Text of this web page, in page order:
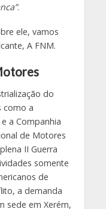
.
ele, vamos
A FNM.
do
como a
a Companhia
de Motores
II Guerra
somente
de
a demanda
sede em Xerém,